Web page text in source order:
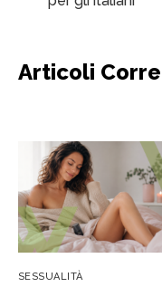
Articoli
SESSUALITÀ